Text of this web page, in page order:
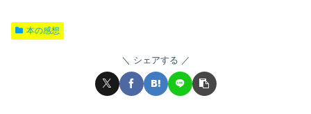
本の感想
シェアする